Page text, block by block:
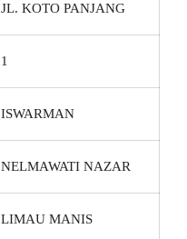
JL. KOTO PANJANG
1
ISWARMAN
NELMAWATI NAZAR
LIMAU MANIS